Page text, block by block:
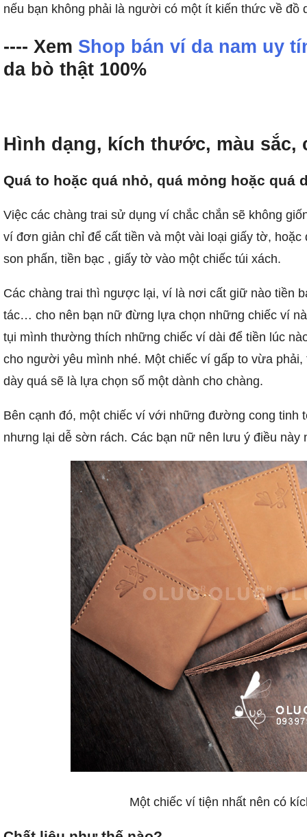
nếu bạn không phải là người có một ít kiến thức về đồ
---- Xem Shop bán ví da nam uy
da bò thật 100%
Hình dạng, kích thước, màu sắc,
Quá to hoặc quá nhỏ, quá mỏng hoặc quá
Việc các chàng trai sử dụng ví chắc chắn sẽ không
ví đơn giản chỉ để cất tiền và một vài loại giấy tờ,
son phấn, tiền bạc , giấy tờ vào một chiếc túi xách.
Các chàng trai thì ngược lại, ví là nơi cất giữ nào tiền
tác… cho nên bạn nữ đừng lựa chọn những chiếc ví
tụi mình thường thích những chiếc ví dài để tiền lúc
cho người yêu mình nhé. Một chiếc ví gấp to vừa
dày quá sẽ là lựa chọn số một dành cho chàng.
Bên cạnh đó, một chiếc ví với những đường cong
nhưng lại dễ sờn rách. Các bạn nữ nên lưu ý điều này
Một chiếc ví tiện nhất nên có